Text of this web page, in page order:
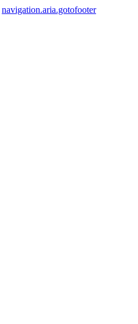
navigation.aria.gotofooter